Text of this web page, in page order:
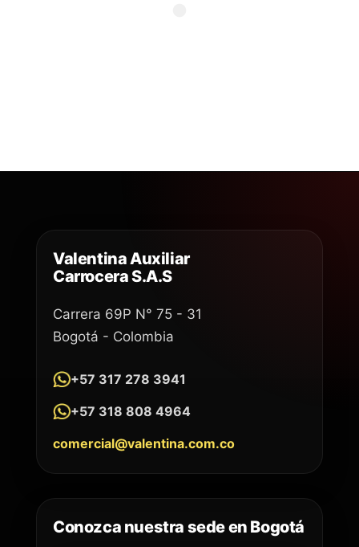
Valentina Auxiliar
Carrocera S.A.S
Carrera 69P N° 75 - 31
Bogotá - Colombia
+57 317 278 3941
+57 318 808 4964
comercial@valentina.com.co
Conozca nuestra sede en Bogotá